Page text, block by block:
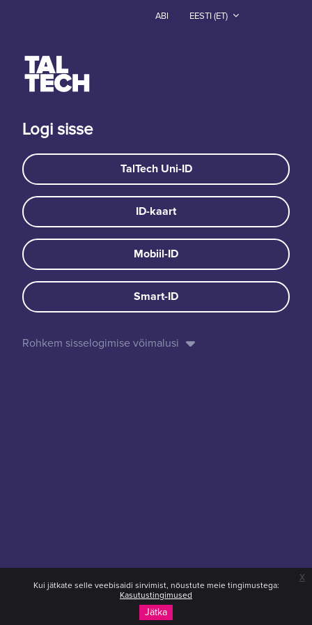
Kui jätkate selle veebisaidi sirvimist, nõustute meie tingimustega:
Kasutustingimused
Jätka
x
EESTI ‎(ET)‎
ABI
Logi sisse
TalTech Uni-ID
ID-kaart
Mobiil-ID
Smart-ID
Rohkem sisselogimise võimalusi